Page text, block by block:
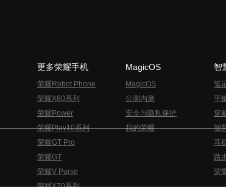
更多荣耀手机
荣耀Robot Phone
荣耀X80系列
荣耀Power
荣耀Play10系列
荣耀GT Pro
荣耀GT
荣耀V Purse
荣耀X70系列
MagicOS
MagicOS
公测内测
安全与隐私保护
我的荣耀
智
笔
平
穿
智
耳
路
荣